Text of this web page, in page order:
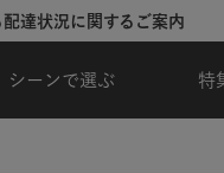
達状況に関するご案内
シーンで選ぶ 特